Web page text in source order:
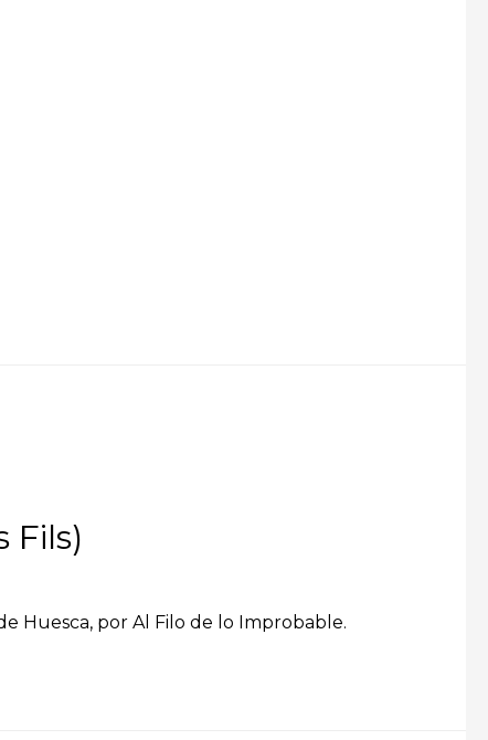
Fils)
Huesca, por Al Filo de lo Improbable.